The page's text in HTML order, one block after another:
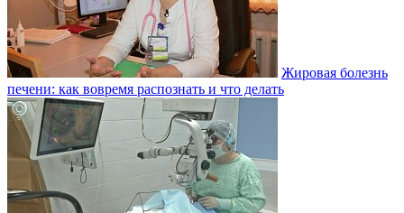
Жировая болезнь
печени: как вовремя распознать и что делать